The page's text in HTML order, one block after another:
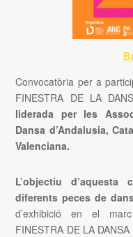
Convocatòria per a
FINESTRA DE LA
liderada per les
Dansa d’Andalusia,
Valenciana.
L’objectiu
diferents peces de
d’exhibició en el
FINESTRA DE LA